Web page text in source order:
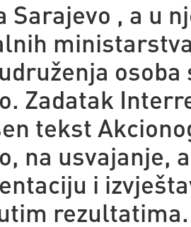
Sarajevo , a u
Zadatak
tekst
na usvajanje,
i